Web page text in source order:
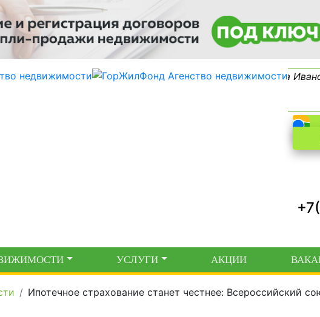
Комлева Надежда
УСЛУГИ АКЦИИ
Ипотечное страхование станет честнее: Всероссийский